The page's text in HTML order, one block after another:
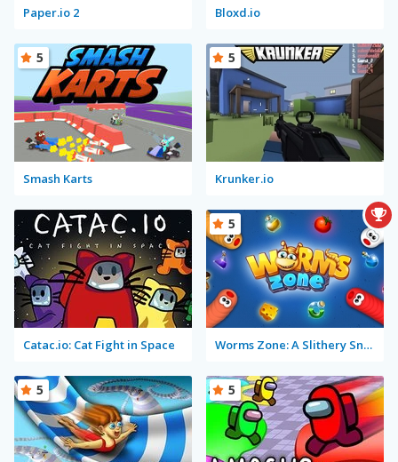
Paper.io 2 Bloxd.io
Smash Karts
5
Krunker.io
5
Catac.io: Cat Fight in Space Worms Zone: A Slithery Snake
5
5 5